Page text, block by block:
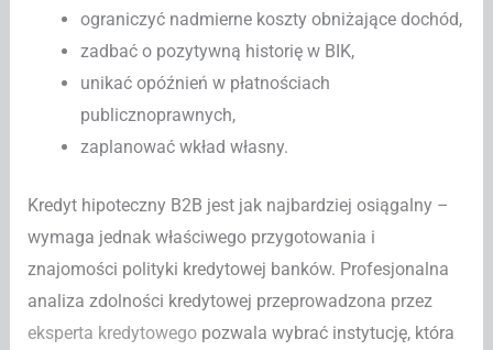
ograniczyć nadmierne koszty obniżające dochód,
zadbać o pozytywną historię w BIK,
unikać opóźnień w płatnościach
publicznoprawnych,
zaplanować wkład własny.
Kredyt hipoteczny B2B jest jak najbardziej osiągalny –
wymaga jednak właściwego przygotowania i
znajomości polityki kredytowej banków. Profesjonalna
analiza zdolności kredytowej przeprowadzona przez
eksperta kredytowegopozwala wybrać instytucję, która